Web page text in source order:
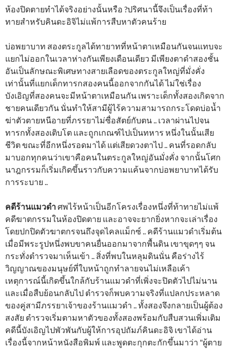
ห้องปิดตายทำได้จริงอย่างนั้นหรือ ?ปริศนานี้จึงเป็นเรื่องที่ท้า
ทายสำหรับคินดะอิจิไม่แพ้การสืบหาตัวคนร้าย
บ่อพยาบาท สองตระกูลได้ทายาทที่หน้าตาเหมือนกันจนแทบจะ
แยกไม่ออกในเวลาห่างกันเพียงเดือนเดียว มีเพียงตาดำสองชั้น
อันเป็นลักษณะพิเศษทางสายเลือดของตระกูลใหญ่ที่มั่งคั่ง
เท่านั้นที่แยกเด็กทารกสองคนนี้ออกจากกันได้ ไม่ใช่เรื่อง
บังเอิญที่สองคนจะมีหน้าตาเหมือนกัน เพราะเด็กทั้งสองเกิดจาก
ชายคนเดียวกัน นั่นทำให้สามีผู้ไร้ความสามารถกระโดดบ่อน้ำ
ฆ่าตัวตายหนีอายที่ภรรยาไม่ซื่อสัตย์กับตน .. เวลาผ่านไปจน
ทารกทั้งสองเติบโต และถูกเกณฑ์ไปเป็นทหาร หนึ่งในนั้นเสีย
ชีวิต ขณะที่อีกหนึ่งรอดมาได้ แต่เสียดวงตาไป .. คนที่รอดกลับ
มาบอกทุกคนว่าเขาคือคนในตระกูลใหญ่อันมั่งคั่ง จากนั้นโศก
นาฎกรรมก็เริ่มเกิดขึ้นราวกับความแค้นจากบ่อพยาบาทได้รับ
การระบาย ..
คดีร้านแมวดำศพไร้หน้าเป็นอีกโครงเรื่องหนึ่งที่ท้าทายไม่แพ้
คดีฆาตกรรมในห้องปิดตาย และอาจจะยากยิ่งหากจะเล่าเรื่อง
โดยปกปิดตัวฆาตกรจนถึงจุดไคลแม็กซ์ .. คดีร้านแมวดำเริ่มต้น
เมื่อมีพระรูปหนึ่งพบขาคนยื่นออกมาจากพื้นดิน เขาขุดๆๆ จน
กระทั่งตำรวจมาเห็นเข้า .. สิ่งที่พบในหลุมดินนั่น คือร่างไร้
วิญญาณของมนุษย์ที่ใบหน้าถูกทำลายจนไม่เหลือเค้า
เหตุการณ์นี้เกิดขึ้นใกล้กับร้านแมวดำที่เพิ่งจะปิดตัวไปไม่นาน
และเมื่อสืบย้อนกลับไป ตำรวจก็พบความจริงที่แปลกประหลาด
ของคู่สามีภรรยาเจ้าของร้านแมวดำ .. ทั้งสองจึงกลายเป็นผู้ต้อง
สงสัย ตำรวจเริ่มตามหาตัวของทั้งสองพร้อมกับสืบสวนเพิ่มเติม
คดีนี้บังเอิญไปพัวพันกับผู้ให้การอุปถัมภ์คินดะอิจิ เขาได้อ่าน
เรื่องนี้จากหน้าหนังสือพิมพ์ และพูดตะกุกตะกักขึ้นมาว่า "ผู้ตาย